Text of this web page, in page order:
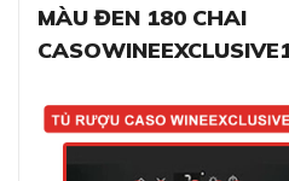
MÀU ĐEN 180 CHAI